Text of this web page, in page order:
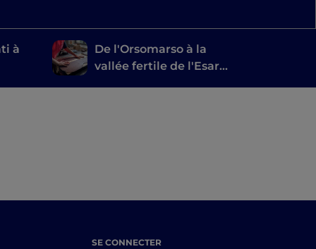
à
De l'Orsomarso à la
vallée fertile de l'Esaro :
SE CONNECTER